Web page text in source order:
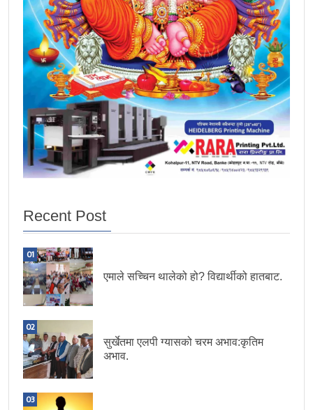
Recent Post
01
एमाले सच्चिन थालेको हो? विद्यार्थीको हातबाट.
02
सुर्खेतमा एलपी ग्यासको चरम अभाव:कृतिम
अभाव.
03